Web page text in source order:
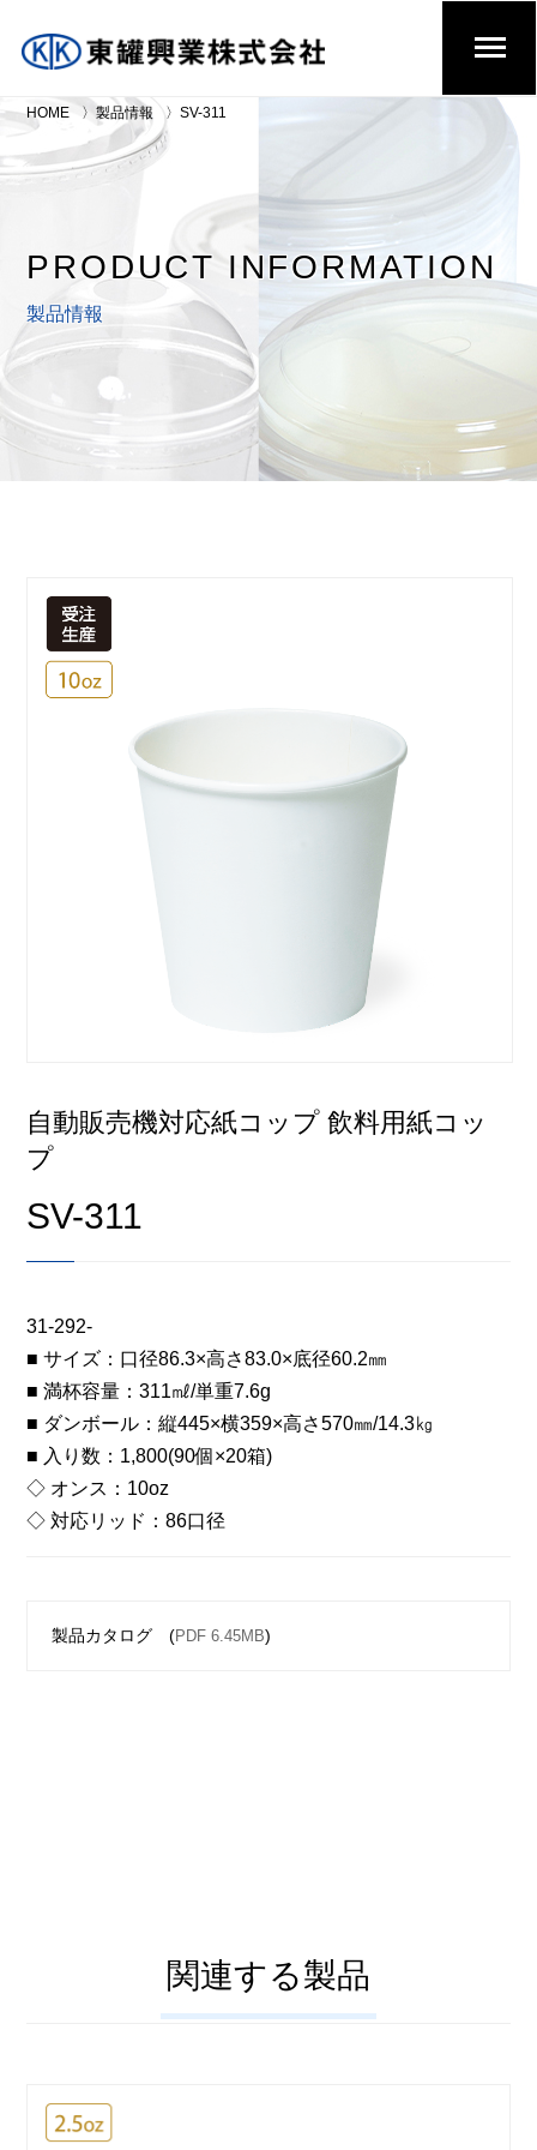
HOME 製品情報 SV-311
PRODUCT INFORMATION
製品情報
自動販売機対応紙コップ 飲料用紙コッ
プ
SV-311
31-292-
■ サイズ：口径86.3×高さ83.0×底径60.2㎜
■ 満杯容量：311㎖/単重7.6g
■ ダンボール：縦445×横359×高さ570㎜/14.3㎏
■ 入り数：1,800(90個×20箱)
◇ オンス：10oz
◇ 対応リッド：86口径
製品カタログ (PDF 6.45MB)
関連する製品